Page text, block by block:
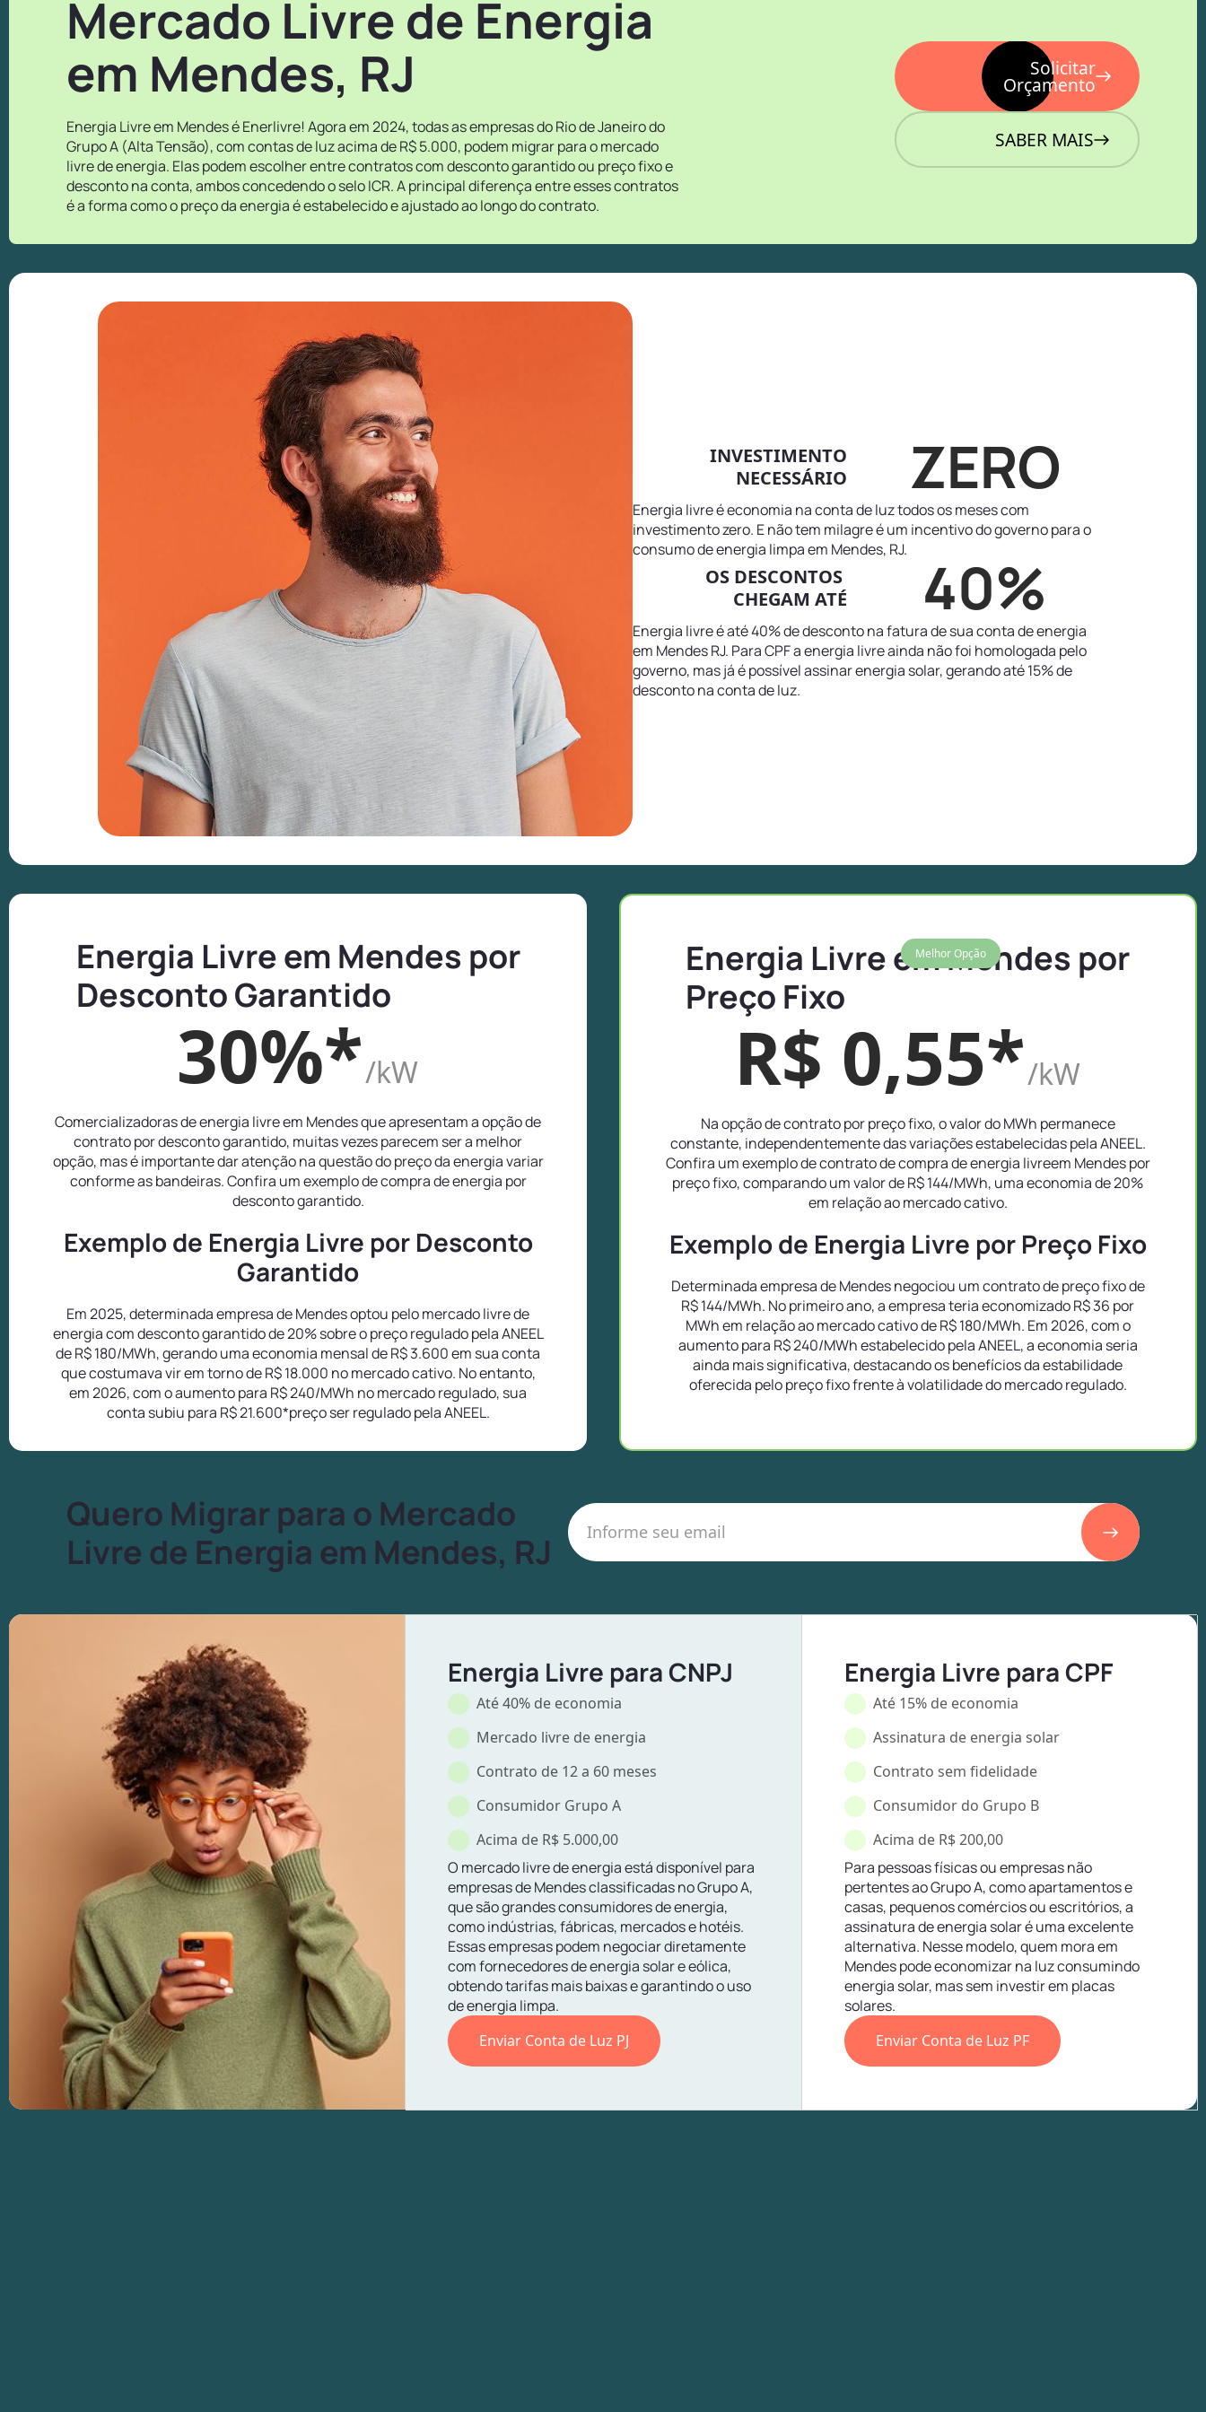
Mercado Livre de Energia
em Mendes, RJ
Energia Livre em Mendes é Enerlivre! Agora em 2024, todas as empresas do Rio de Janeiro do
Grupo A (Alta Tensão), com contas de luz acima de R$ 5.000, podem migrar para o mercado
livre de energia. Elas podem escolher entre contratos com desconto garantido ou preço fixo e
desconto na conta, ambos concedendo o selo ICR. A principal diferença entre esses contratos
é a forma como o preço da energia é estabelecido e ajustado ao longo do contrato.
Solicitar
Orçamento
SABER MAIS
INVESTIMENTO
NECESSÁRIO
ZERO
Energia livre é economia na conta de luz todos os meses com
investimento zero. E não tem milagre é um incentivo do governo para o
consumo de energia limpa em Mendes, RJ.
OS DESCONTOS
CHEGAM ATÉ
40%
Energia livre é até 40% de desconto na fatura de sua conta de energia
em Mendes RJ. Para CPF a energia livre ainda não foi homologada pelo
governo, mas já é possível assinar energia solar, gerando até 15% de
desconto na conta de luz.
Energia Livre em Mendes por
Desconto Garantido
30%*/kW
Comercializadoras de energia livre em Mendes que apresentam a opção de
contrato por desconto garantido, muitas vezes parecem ser a melhor
opção, mas é importante dar atenção na questão do preço da energia variar
conforme as bandeiras. Confira um exemplo de compra de energia por
desconto garantido.
Exemplo de Energia Livre por Desconto
Garantido
Em 2025, determinada empresa de Mendes optou pelo mercado livre de
energia com desconto garantido de 20% sobre o preço regulado pela ANEEL
de R$ 180/MWh, gerando uma economia mensal de R$ 3.600 em sua conta
que costumava vir em torno de R$ 18.000 no mercado cativo. No entanto,
em 2026, com o aumento para R$ 240/MWh no mercado regulado, sua
conta subiu para R$ 21.600*preço ser regulado pela ANEEL.
Melhor Opção
Energia Livre em Mendes por
Preço Fixo
R$ 0,55*/kW
Na opção de contrato por preço fixo, o valor do MWh permanece
constante, independentemente das variações estabelecidas pela ANEEL.
Confira um exemplo de contrato de compra de energia livreem Mendes por
preço fixo, comparando um valor de R$ 144/MWh, uma economia de 20%
em relação ao mercado cativo.
Exemplo de Energia Livre por Preço Fixo
Determinada empresa de Mendes negociou um contrato de preço fixo de
R$ 144/MWh. No primeiro ano, a empresa teria economizado R$ 36 por
MWh em relação ao mercado cativo de R$ 180/MWh. Em 2026, com o
aumento para R$ 240/MWh estabelecido pela ANEEL, a economia seria
ainda mais significativa, destacando os benefícios da estabilidade
oferecida pelo preço fixo frente à volatilidade do mercado regulado.
Quero Migrar para o Mercado
Livre de Energia em Mendes, RJ
Energia Livre para CNPJ
Até 40% de economia
Mercado livre de energia
Contrato de 12 a 60 meses
Consumidor Grupo A
Acima de R$ 5.000,00
O mercado livre de energia está disponível para
empresas de Mendes classificadas no Grupo A,
que são grandes consumidores de energia,
como indústrias, fábricas, mercados e hotéis.
Essas empresas podem negociar diretamente
com fornecedores de energia solar e eólica,
obtendo tarifas mais baixas e garantindo o uso
de energia limpa.
Enviar Conta de Luz PJ
Energia Livre para CPF
Até 15% de economia
Assinatura de energia solar
Contrato sem fidelidade
Consumidor do Grupo B
Acima de R$ 200,00
Para pessoas físicas ou empresas não
pertentes ao Grupo A, como apartamentos e
casas, pequenos comércios ou escritórios, a
assinatura de energia solar é uma excelente
alternativa. Nesse modelo, quem mora em
Mendes pode economizar na luz consumindo
energia solar, mas sem investir em placas
solares.
Enviar Conta de Luz PF